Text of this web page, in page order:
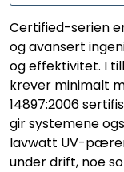
Certified-serien
og avansert
og effektivitet. I
krever minimalt
14897:2006
gir systemene
lavwatt UV-
under drift, noe
Kontakt